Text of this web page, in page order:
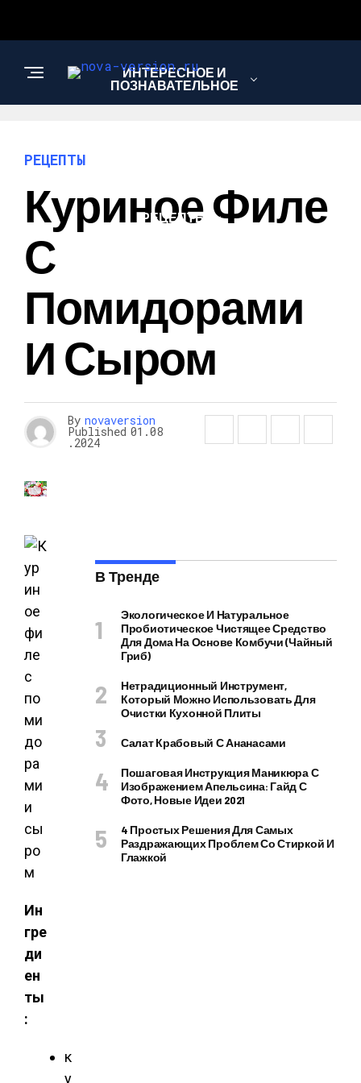
ИНТЕРЕСНОЕ И
ПОЗНАВАТЕЛЬНОЕ
РЕЦЕПТЫ
РЕЦЕПТЫ
Куриное Филе
С
Помидорами
И Сыром
By novaversion
Published 01.08
.2024
Ин
гре
ди
ен
ты
:
к
у
В Тренде
Экологическое И Натуральное
Пробиотическое Чистящее Средство
Для Дома На Основе Комбучи (чайный
Гриб)
Нетрадиционный Инструмент,
Который Можно Использовать Для
Очистки Кухонной Плиты
Салат Крабовый С Ананасами
Пошаговая Инструкция Маникюра С
Изображением Апельсина: Гайд С
Фото, Новые Идеи 2021
4 Простых Решения Для Самых
Раздражающих Проблем Со Стиркой И
Глажкой